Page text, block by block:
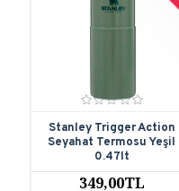
Stanley Trigger Action
Seyahat Termosu Yeşil
0.47lt
349,00TL